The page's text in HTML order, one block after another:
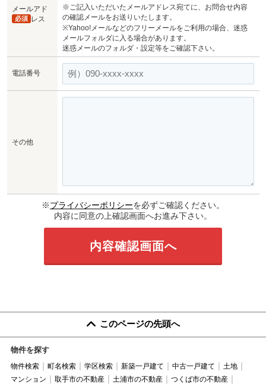
メールアド
レス
必須
※ご記入いただいたメールアドレス宛てに、お問合せ内容
の確認メールをお送りいたします。
※Yahoo!メールなどのフリーメールをご利用の場合、迷惑
メールフォルダに入る場合があります。
迷惑メールのフォルダ・設定等をご確認下さい。
電話番号
その他
※プライバシーポリシーを必ずご確認ください。
内容に同意の上確認画面へお進み下さい。
このページの先頭へ
物件を探す
物件検索 町名検索 学区検索 新築一戸建て 中古一戸建て
土地
マンション
取手市の不動産 土浦市の不動産
つくば市の不動産